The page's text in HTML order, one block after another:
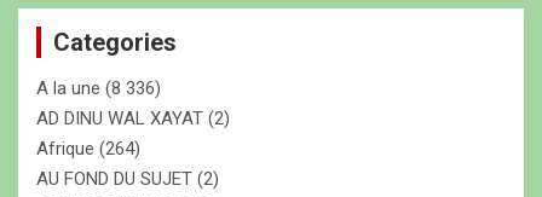
e
c
h
e
r
Categories
A la une (8 336)
AD DINU WAL XAYAT (2)
Afrique (264)
AU FOND DU SUJET (2)